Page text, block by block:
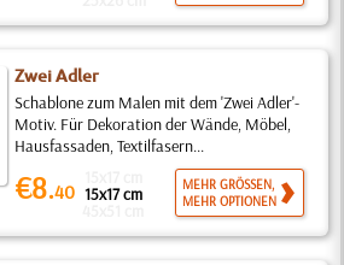
Zwei Adler
Schablone zum Malen mit dem 'Zwei Adler'-
Motiv. Für Dekoration der Wände, Möbel,
Hausfassaden, Textilfasern...
€8.40 15x17 cm
MEHR GRÖSSEN,
MEHR OPTIONEN